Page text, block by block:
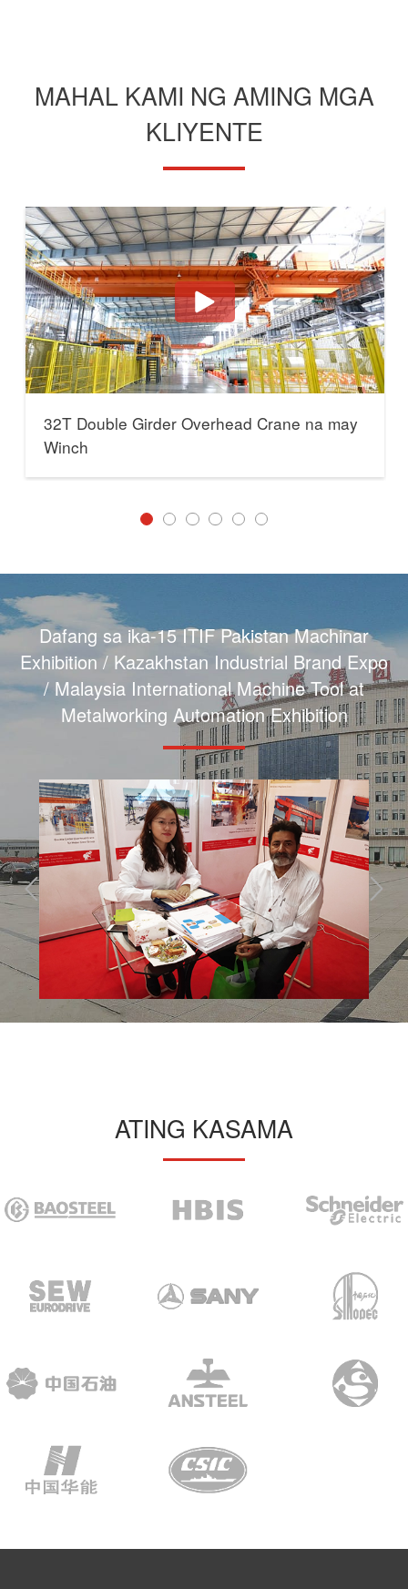
MAHAL KAMI NG AMING MGA
KLIYENTE
32T Double Girder Overhead Crane na may
Winch
Dafang sa ika-15 ITIF Pakistan Machinar
Exhibition / Kazakhstan Industrial Brand Expo
/ Malaysia International Machine Tool at
Metalworking Automation Exhibition
ATING KASAMA